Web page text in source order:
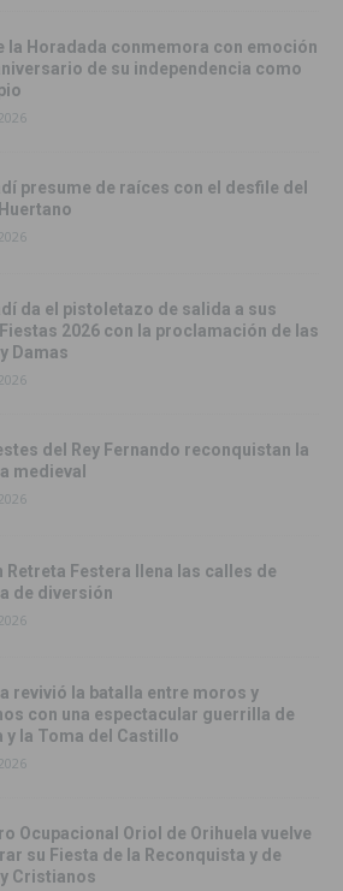
la Horadada conmemora con emoción
de su independencia como
presume de raíces con el desfile del
da el pistoletazo de salida a sus
Fiestas 2026 con la proclamación de las
Damas
del Rey Fernando reconquistan la
medieval
Retreta Festera llena las calles de
de diversión
revivió la batalla entre moros y
con una espectacular guerrilla de
y la Toma del Castillo
Ocupacional Oriol de Orihuela vuelve
su Fiesta de la Reconquista y de
Cristianos